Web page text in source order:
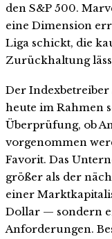
den S&P 500.
eine Dimension
Liga schickt, die
Zurückhaltung
Der Indexbetreiber
heute im Rahmen
Überprüfung, ob
vorgenommen
Favorit. Das
größer als der
einer
Dollar — sondern
Anforderungen.